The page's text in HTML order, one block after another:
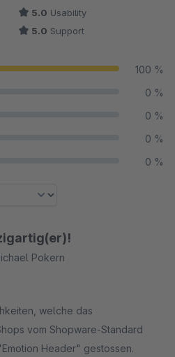
5.0 Usability
5.0 Support
100 %
0 %
0 %
0 %
0 %
Pokern
welche das
vom Shopware-Standard
Header" gestossen.